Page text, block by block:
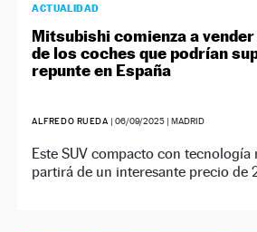
ACTUALIDAD
Mitsubishi comienza a
de los coches que podrían
repunte en España
ALFREDO RUEDA |06/09/2025 | MADRID
Este SUV compacto con
partirá de un interesante precio de